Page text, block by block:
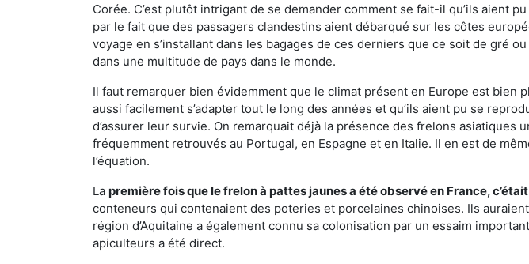
Corée. C’est plutôt intrigant de se demander comment se fait-il qu’ils aient
par le fait que des passagers clandestins aient débarqué sur les côtes
voyage en s’installant dans les bagages de ces derniers que ce soit de gré
dans une multitude de pays dans le monde.
Il faut remarquer bien évidemment que le climat présent en Europe est bien
aussi facilement s’adapter tout le long des années et qu’ils aient pu se
d’assurer leur survie. On remarquait déjà la présence des frelons
fréquemment retrouvés au Portugal, en Espagne et en Italie. Il en est de
l’équation.
La première fois que le frelon à pattes jaunes a été observé en France,
conteneurs qui contenaient des poteries et porcelaines chinoises. Ils
région d’Aquitaine a également connu sa colonisation par un essaim
apiculteurs a été direct.